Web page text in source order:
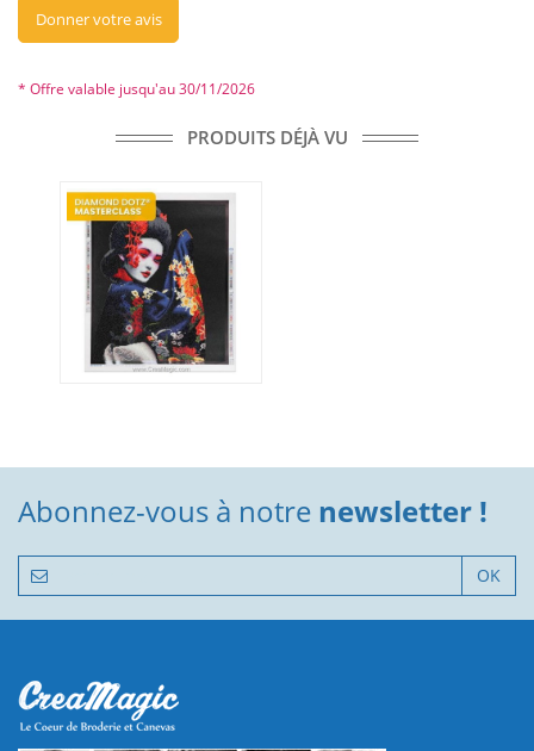
Donner votre avis
* Offre valable jusqu'au 30/11/2026
PRODUITS DÉJÀ VU
Abonnez-vous à notre newsletter !
OK